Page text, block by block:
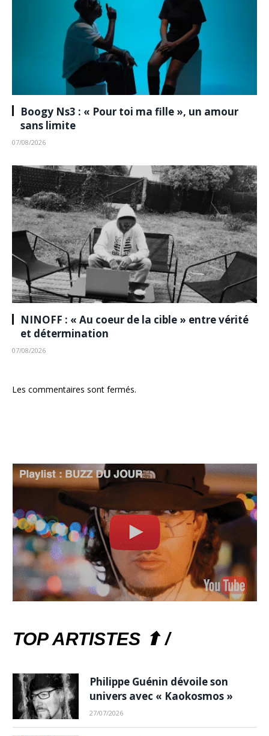
Boogy Ns3 : « Pour toi ma fille », un amour
sans limite
07/08/2026
NINOFF : « Au coeur de la cible » entre vérité
et détermination
07/08/2026
Les commentaires sont fermés.
TOP ARTISTES ⬆ /
Philippe Guénin dévoile son
univers avec « Kaokosmos »
27/07/2026